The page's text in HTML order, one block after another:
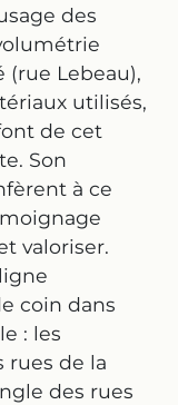
des
(rue Lebeau),
utilisés,
de cet
Son
à ce
valoriser.
coin dans
: les
rues de la
des rues